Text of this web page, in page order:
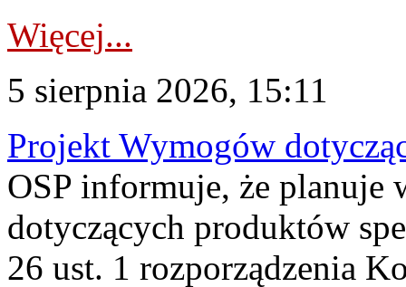
Więcej...
5 sierpnia 2026, 15:11
Projekt Wymogów
OSP informuje, że planuje
dotyczących produktów
26 ust. 1 rozporządzenia